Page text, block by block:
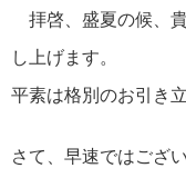
拝啓、盛夏の候、
し上げます。
平素は格別のお引き
さて、早速ではござ